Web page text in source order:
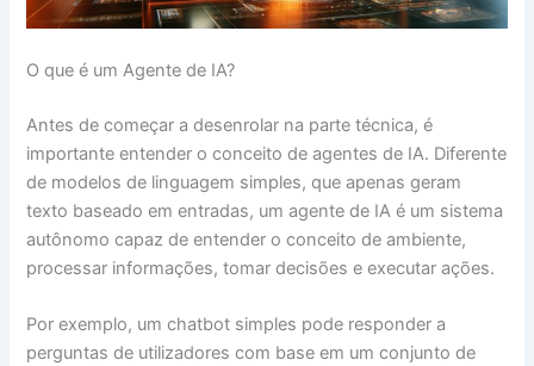
O que é um Agente de IA?
Antes de começar a desenrolar na parte técnica, é
importante entender o conceito de agentes de IA. Diferente
de modelos de linguagem simples, que apenas geram
texto baseado em entradas, um agente de IA é um sistema
autônomo capaz de entender o conceito de ambiente,
processar informações, tomar decisões e executar ações.
Por exemplo, um chatbot simples pode responder a
perguntas de utilizadores com base em um conjunto de